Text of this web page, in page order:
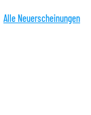
Alle Neuerscheinungen